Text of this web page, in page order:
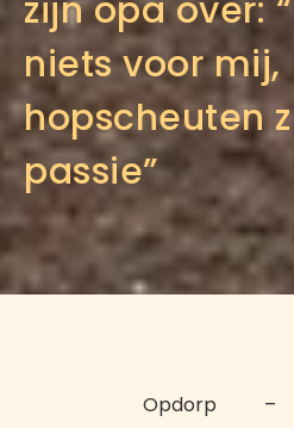
zijn opa over:
niets voor mij,
hopscheuten
passie”
Opdorp